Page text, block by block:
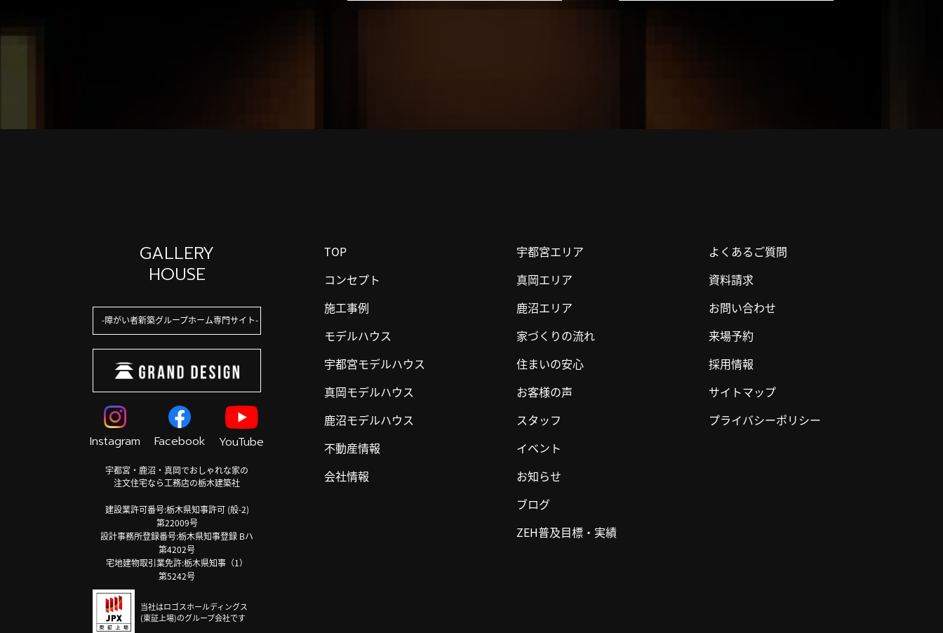
GALLERY
HOUSE
障がい者新築グループホーム専門サイト
Instagram Facebook YouTube
宇都宮・鹿沼・真岡でおしゃれな家の
注文住宅なら工務店の栃木建築社
建設業許可番号:栃木県知事許可 (般-2)
第22009号
設計事務所登録番号:栃木県知事登録 Bハ
第4202号
宅地建物取引業免許:栃木県知事（1）
第5242号
当社はロゴスホールディングス
(東証上場)のグループ会社です
TOP
コンセプト
施工事例
モデルハウス
宇都宮モデルハウス
真岡モデルハウス
鹿沼モデルハウス
不動産情報
会社情報
宇都宮エリア
真岡エリア
鹿沼エリア
家づくりの流れ
住まいの安心
お客様の声
スタッフ
イベント
お知らせ
ブログ
ZEH普及目標・実績
よくあるご質問
資料請求
お問い合わせ
来場予約
採用情報
サイトマップ
プライバシーポリシー